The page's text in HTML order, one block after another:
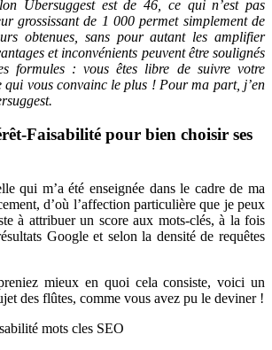
Ubersuggest est de 46, ce qui n’est pas
grossissant de 1 000 permet simplement de
obtenues, sans pour autant les amplifier
et inconvénients peuvent être soulignés
formules : vous êtes libre de suivre votre
qui vous convainc le plus ! Pour ma part, j’en
Faisabilité pour bien choisir ses
qui m’a été enseignée dans le cadre de ma
d’où l’affection particulière que je peux
à attribuer un score aux mots-clés, à la fois
Google et selon la densité de requêtes
mieux en quoi cela consiste, voici un
des flûtes, comme vous avez pu le deviner !